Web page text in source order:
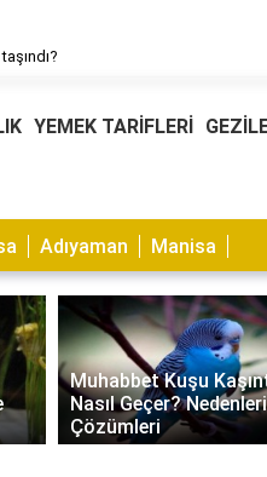
YEMEK TARİFLERİ
Adıyaman Manisa
Muhabbet Kuşu
Nasıl Geçer?
Çözümleri